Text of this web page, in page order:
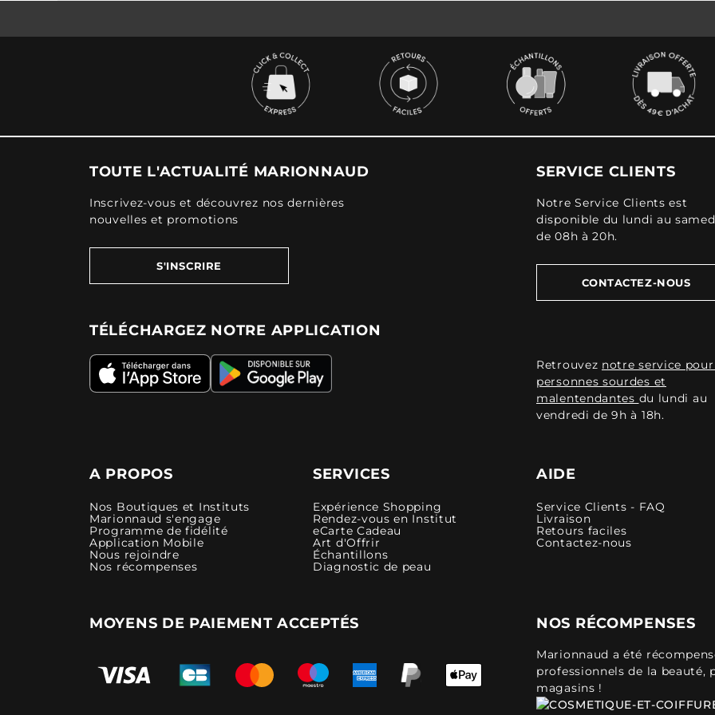
TOUTE L'ACTUALITÉ MARIONNAUD
Inscrivez-vous et découvrez nos dernières
nouvelles et promotions
S'INSCRIRE
TÉLÉCHARGEZ NOTRE APPLICATION
SERVICE CLIENTS
Notre Service Clients est
disponible du lundi au
de 08h à 20h.
CONTACTEZ-NOUS
Retrouvez notre service
personnes sourdes et
malentendantes du lundi au
vendredi de 9h à 18h.
A PROPOS
Nos Boutiques et Instituts
Marionnaud s'engage
Programme de fidélité
Application Mobile
Nous rejoindre
Nos récompenses
SERVICES
Expérience Shopping
Rendez-vous en Institut
eCarte Cadeau
Art d'Offrir
Échantillons
Diagnostic de peau
AIDE
Service Clients - FAQ
Livraison
Retours faciles
Contactez-nous
MOYENS DE PAIEMENT ACCEPTÉS NOS RÉCOMPENSES
Marionnaud a été
professionnels de la beauté,
magasins !